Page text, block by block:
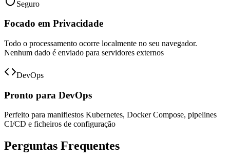
Seguro
Focado em Privacidade
Todo o processamento ocorre localmente no seu navegador.
Nenhum dado é enviado para servidores externos
DevOps
Pronto para DevOps
Perfeito para manifiestos Kubernetes, Docker Compose, pipelines
CI/CD e ficheiros de configuração
Perguntas Frequentes